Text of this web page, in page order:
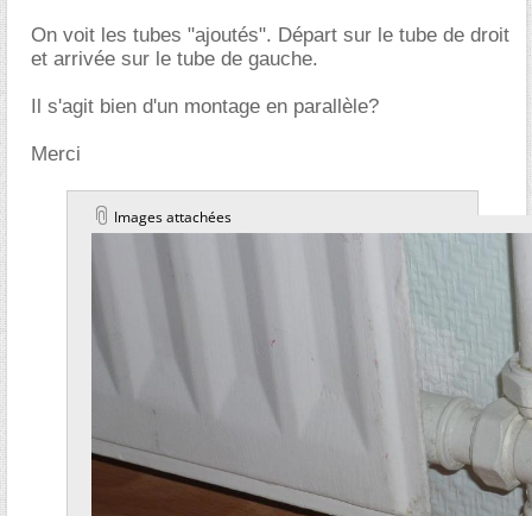
On voit les tubes "ajoutés". Départ sur le tube de droit
et arrivée sur le tube de gauche.
Il s'agit bien d'un montage en parallèle?
Merci
Images attachées